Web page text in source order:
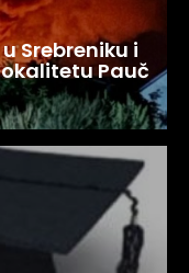
Srebreniku i
Pauč